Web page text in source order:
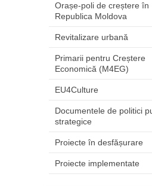
Orașe-poli de creștere în
Republica Moldova
Revitalizare urbană
Primarii pentru Creștere
Economică (M4EG)
EU4Culture
Documentele de politici
strategice
Proiecte în desfășurare
Proiecte implementate